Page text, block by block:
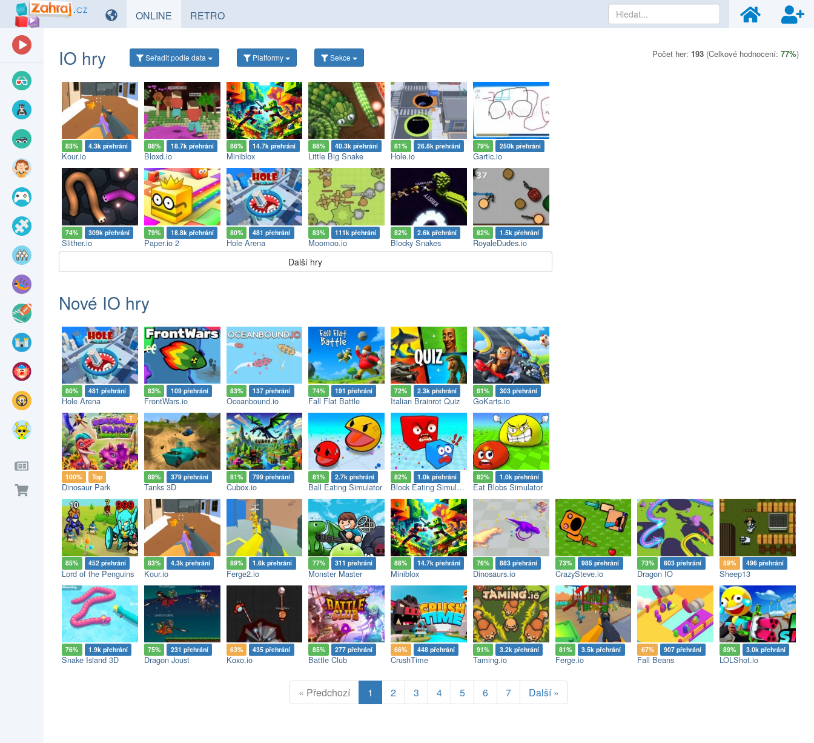
ONLINE HRYRETROHRY
IO hry Seřaditpodle data Platformy Sekce Počet her: 193 (Celkové hodnocení: 77%)
83% 4.3k přehrání
Kour.io
88% 18.7k přehrání
Bloxd.io
86% 14.7k přehrání
Miniblox
88% 40.3k přehrání
Little Big Snake
81% 26.8k přehrání
Hole.io
79% 250k přehrání
Gartic.io
74% 309k přehrání
Slither.io
79% 18.8k přehrání
Paper.io 2
80% 481 přehrání
Hole Arena
83% 111k přehrání
Moomoo.io
82% 2.6k přehrání
Blocky Snakes
82% 1.5k přehrání
RoyaleDudes.io
Další hry
Nové IO hry
80% 481 přehrání
Hole Arena
83% 109 přehrání
FrontWars.io
83% 137 přehrání
Oceanbound.io
74% 191 přehrání
Fall Flat Battle
72% 2.3k přehrání
Italian Brainrot Quiz
81% 303 přehrání
GoKarts.io
Top
100% Top
Dinosaur Park
89% 379 přehrání
Tanks 3D
81% 799 přehrání
Cubox.io
81% 2.7k přehrání
Ball Eating Simulator
82% 1.0k přehrání
Block Eating Simulator
82% 1.0k přehrání
Eat Blobs Simulator
85% 452 přehrání
Lord of the Penguins
83% 4.3k přehrání
Kour.io
89% 1.6k přehrání
Ferge2.io
77% 311 přehrání
Monster Master
86% 14.7k přehrání
Miniblox
76% 883 přehrání
Dinosaurs.io
73% 985 přehrání
CrazySteve.io
73% 603 přehrání
Dragon IO
59% 496 přehrání
Sheep13
76% 1.9k přehrání
Snake Island 3D
75% 231 přehrání
Dragon Joust
63% 435 přehrání
Koxo.io
85% 277 přehrání
Battle Club
66% 448 přehrání
CrushTime
91% 3.2k přehrání
Taming.io
81% 3.5k přehrání
Ferge.io
67% 907 přehrání
Fall Beans
89% 3.0k přehrání
LOLShot.io
« Předchozí 1 2 3 4 5 6 7 Další »